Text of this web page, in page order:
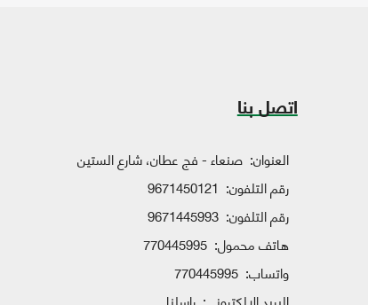
اتصل بنا
العنوان: صنعاء - فج عطان، شارع الستين
رقم التلفون: 9671450121
رقم التلفون: 9671445993
هاتف محمول: 770445995
واتساب: 770445995